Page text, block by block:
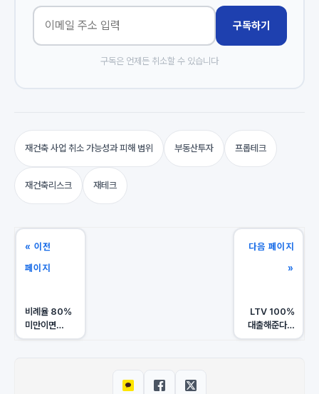
구독하기
구독은 언제든 취소할 수 있습니다
재건축 사업 취소 가능성과 피해 범위 부동산투자 프롭테크
재건축리스크 재테크
« 이전
페이지
비례율 80%
미만이면
위험신호 —
다음 페이지
»
LTV 100%
대출해준다는
시공사, 왜